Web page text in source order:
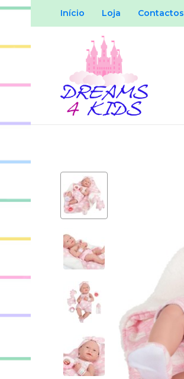
Início Loja Contactos